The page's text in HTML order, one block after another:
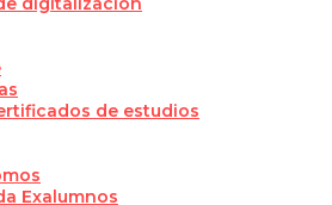
de estudios
Exalumnos